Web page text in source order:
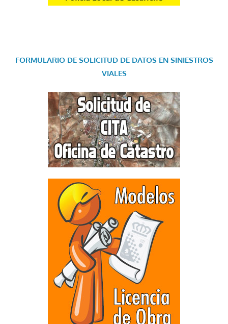
FORMULARIO DE SOLICITUD DE DATOS EN SINIESTROS
VIALES